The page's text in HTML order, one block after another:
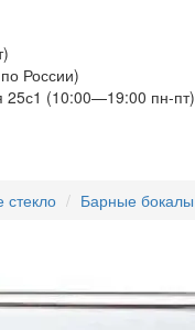
России)
25с1 (10:00—19:00 пн-пт)
стекло Барные бокалы